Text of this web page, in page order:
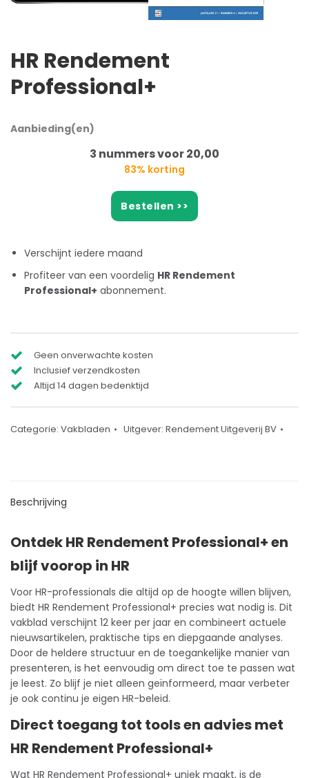
HR Rendement
Professional+
Aanbieding(en)
3 nummers voor 20,00
83% korting
Bestellen >>
Verschijnt iedere maand
Profiteer van een voordelig HR Rendement
Professional+ abonnement.
Geen onverwachte kosten
Inclusief verzendkosten
Altijd 14 dagen bedenktijd
Categorie: Vakbladen Uitgever: Rendement Uitgeverij BV
Beschrijving
Ontdek HR Rendement Professional+ en
blijf voorop in HR
Voor HR-professionals die altijd op de hoogte willen blijven,
biedt HR Rendement Professional+ precies wat nodig is. Dit
vakblad verschijnt 12 keer per jaar en combineert actuele
nieuwsartikelen, praktische tips en diepgaande analyses.
Door de heldere structuur en de toegankelijke manier van
presenteren, is het eenvoudig om direct toe te passen wat
je leest. Zo blijf je niet alleen geïnformeerd, maar verbeter
je ook continu je eigen HR-beleid.
Direct toegang tot tools en advies met
HR Rendement Professional+
Wat HR Rendement Professional+ uniek maakt, is de